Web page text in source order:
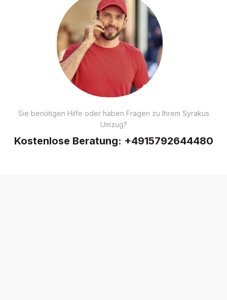
Sie benötigen Hilfe oder haben Fragen zu Ihrem Syrakus
Umzug?
Kostenlose Beratung: +4915792644480